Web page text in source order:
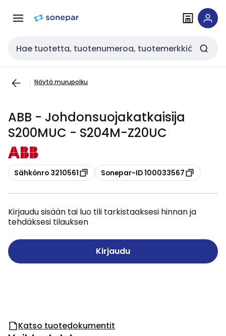
navigointiinsisältöön
Haku
Näytä murupolku
ABB - Johdonsuojakatkaisija
S200MUC - S204M-Z20UC
Kopioi
Sähkönro 3210561 Kopioi
Sonepar-ID 100033567
Kirjaudu sisään tai luo tili tarkistaaksesi hinnan ja
tehdäksesi tilauksen
Kirjaudu
Katso tuotedokumentit